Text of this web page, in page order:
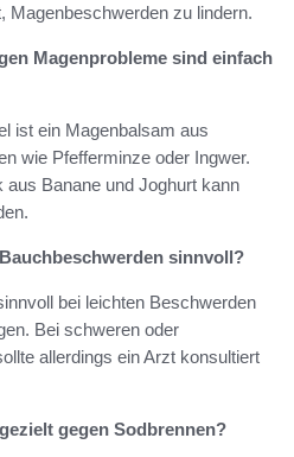
Magenbeschwerden zu lindern.
Magenprobleme sind einfach
ist ein Magenbalsam aus
wie Pfefferminze oder Ingwer.
aus Banane und Joghurt kann
sinnvoll?
bei leichten Beschwerden
Bei schweren oder
allerdings ein Arzt konsultiert
gegen Sodbrennen?